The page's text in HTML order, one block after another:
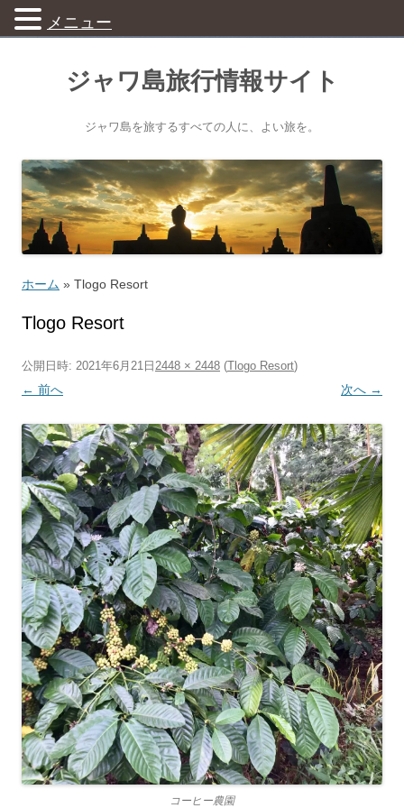
ジャワ島旅行情報サイト
ジャワ島を旅するすべての人に、よい旅を。
ホーム » Tlogo Resort
Tlogo Resort
公開日時: 2021年6月21日 2448 × 2448 (Tlogo Resort)
← 前へ 次へ →
コーヒー農園
メニュー